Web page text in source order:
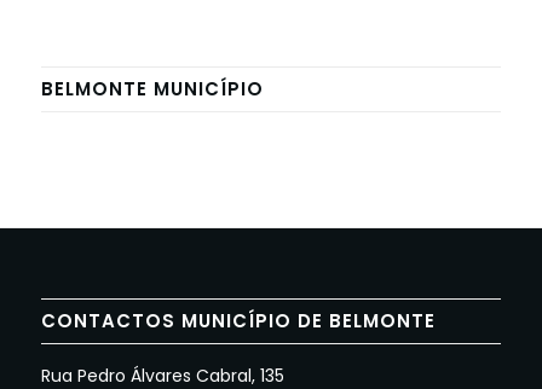
BELMONTE MUNICÍPIO
CONTACTOS MUNICÍPIO DE BELMONTE
Rua Pedro Álvares Cabral, 135